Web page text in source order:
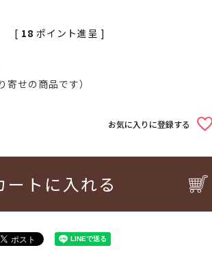
[ 18 ポイント進呈 ]
せの商品です）
お気に入りに登録する
ートに入れる